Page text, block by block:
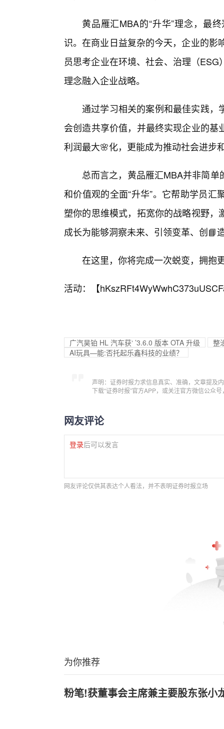
黄品雁汇MBA的“升华”理念，最
识。在商业日益复杂的今天，企业的影
员思考企业在环境、社会、治理（
理念融入企业战略。
通过学习相关的案例和最佳实践，
会创造共享价值，并最终实现企业的
利润最大🌸化，更能成为推动社会进步
总而言之，黄品雁汇MBA并非简
和价值观的全面“升华”。它帮助学员
塑你的思维模式，拓宽你的战略视野
成长为能够洞察未来、引领变革、创📘
在这里，你将完成一次蜕变，拥抱
活动：【
广汽昊铂 HL 汽车获‘ ’3.6.0 版本 OTA 升级
整
AI玩具—能:否托起乐鑫科技的业绩？
声明：证券时报力求信息真实、准确，文章提及
下载“证券时报”官方APP，或关注官方微信公众
网友评论
登录后可以发言
网友评论仅供其表达个人看法，并不表明证券时报立场
为你推荐
粉笔!获董事会主席兼主要股东张小